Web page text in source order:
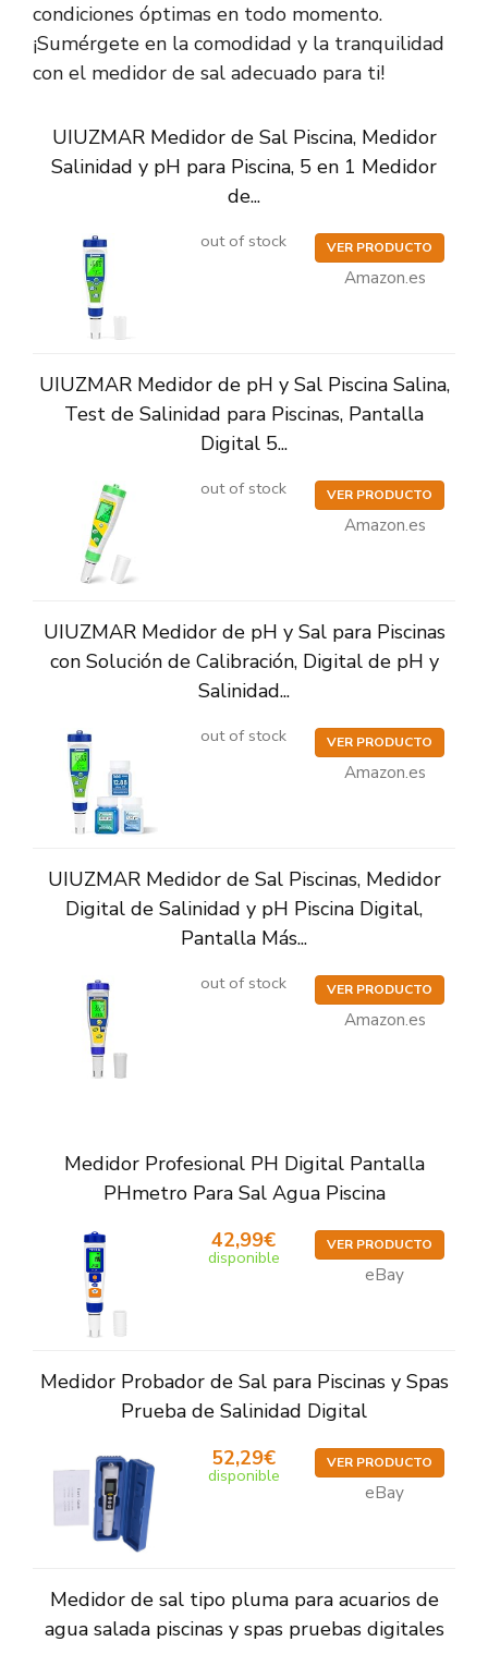
condiciones óptimas en todo momento.
¡Sumérgete en la comodidad y la tranquilidad
con el medidor de sal adecuado para ti!
UIUZMAR Medidor de Sal Piscina, Medidor
Salinidad y pH para Piscina, 5 en 1 Medidor
de...
out of stock VER PRODUCTO
Amazon.es
UIUZMAR Medidor de pH y Sal Piscina Salina,
Test de Salinidad para Piscinas, Pantalla
Digital 5...
out of stock VER PRODUCTO
Amazon.es
UIUZMAR Medidor de pH y Sal para Piscinas
con Solución de Calibración, Digital de pH y
Salinidad...
out of stock VER PRODUCTO
Amazon.es
UIUZMAR Medidor de Sal Piscinas, Medidor
Digital de Salinidad y pH Piscina Digital,
Pantalla Más...
out of stock VER PRODUCTO
Amazon.es
Medidor Profesional PH Digital Pantalla
PHmetro Para Sal Agua Piscina
42,99€
disponible
VER PRODUCTO
eBay
Medidor Probador de Sal para Piscinas y Spas
Prueba de Salinidad Digital
52,29€
disponible
VER PRODUCTO
eBay
Medidor de sal tipo pluma para acuarios de
agua salada piscinas y spas pruebas digitales